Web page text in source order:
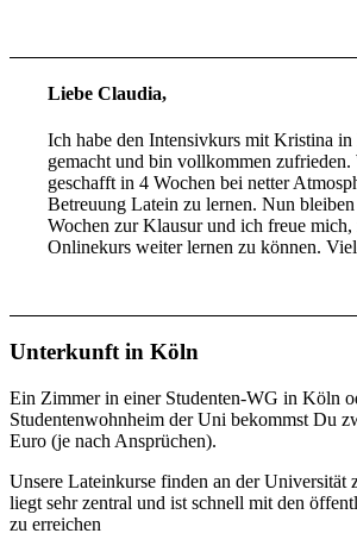
Liebe Claudia,
Ich habe den Intensivkurs mit Kristina
gemacht und bin vollkommen zufrieden.
geschafft in 4 Wochen bei netter
Betreuung Latein zu lernen. Nun
Wochen zur Klausur und ich freue mich,
Onlinekurs weiter lernen zu können.
Unterkunft in Köln
Ein Zimmer in einer Studenten-WG in Köln
Studentenwohnheim der Uni bekommst Du
Euro (je nach Ansprüchen).
Unsere Lateinkurse finden an der Universität
liegt sehr zentral und ist schnell mit den
zu erreichen